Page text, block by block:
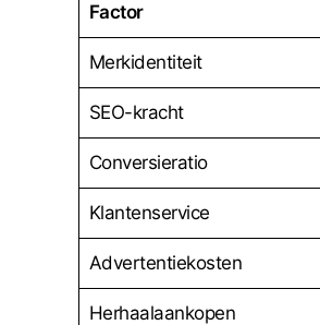
Factor
Merkidentiteit
SEO-kracht
Conversieratio
Klantenservice
Advertentiekosten
Herhaalaankopen